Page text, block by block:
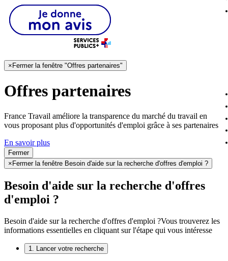
× Fermer la fenêtre "Offres partenaires"
Offres partenaires
France Travail améliore la transparence du marché du travail en
vous proposant plus d'opportunités d'emploi grâce à ses partenaires
En savoir plus
Fermer
× Fermer la fenêtre Besoin d'aide sur la recherche d'offres d'emploi ?
Besoin d'aide sur la recherche d'offres
d'emploi ?
Besoin d'aide sur la recherche d'offres d'emploi ?Vous trouverez les
informations essentielles en cliquant sur l'étape qui vous intéresse
1. Lancer votre recherche